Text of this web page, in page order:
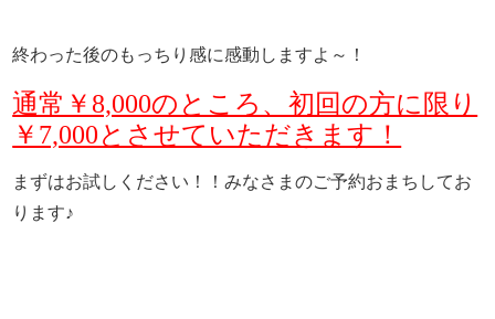
終わった後のもっちり感に感動しますよ～！
通常￥8,000のところ、初回の方に限り
￥7,000とさせていただきます！
まずはお試しください！！みなさまのご予約おまちしてお
ります♪